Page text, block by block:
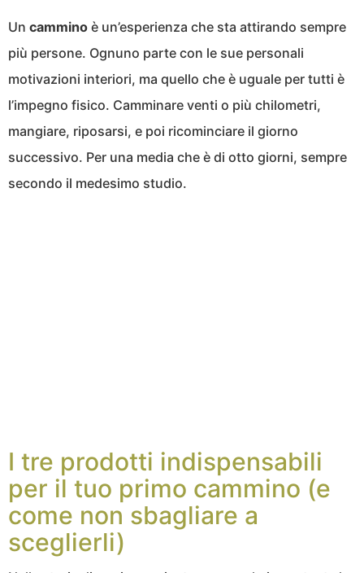
Un cammino è un’esperienza che sta attirando sempre
più persone. Ognuno parte con le sue personali
motivazioni interiori, ma quello che è uguale per tutti è
l’impegno fisico. Camminare venti o più chilometri,
mangiare, riposarsi, e poi ricominciare il giorno
successivo. Per una media che è di otto giorni, sempre
secondo il medesimo studio.
I tre prodotti indispensabili
per il tuo primo cammino (e
come non sbagliare a
sceglierli)